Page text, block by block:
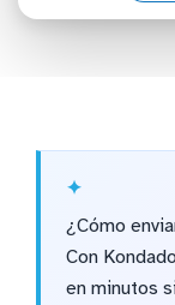
¿Cómo
Con
en minutos